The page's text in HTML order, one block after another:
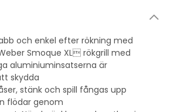
och enkel efter rökning med
Smoque XL rökgrill med
aluminiuminsatserna är
skydda
stänk och spill fångas upp
flödar genom